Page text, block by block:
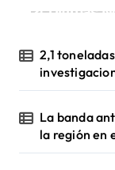
¡Ultimas
2,1
La banda
la región en